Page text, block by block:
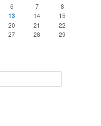
6 7
8
13 14
15
20 21
22
27 28
29